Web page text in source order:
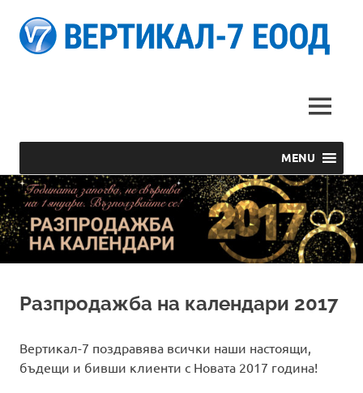
Skip
to
content
MENU
MENU
Разпродажба на календари 2017
Вертикал-7 поздравява всички наши настоящи,
бъдещи и бивши клиенти с Новата 2017 година!